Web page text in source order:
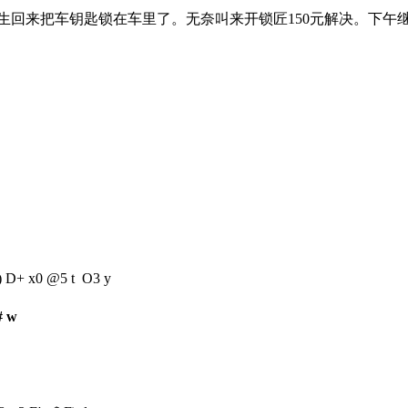
回来把车钥匙锁在车里了。无奈叫来开锁匠150元解决。下
D+ x0 @5 t O3 y
w